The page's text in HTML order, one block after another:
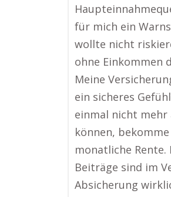
für mich ein
wollte nicht
ohne Einkommen
Meine
ein sicheres
einmal nicht
können,
monatliche Rente.
Beiträge sind im
Absicherung